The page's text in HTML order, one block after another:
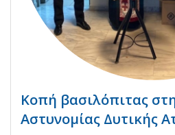
Κοπή βασιλόπιτας
Αστυνομίας Δυτικής